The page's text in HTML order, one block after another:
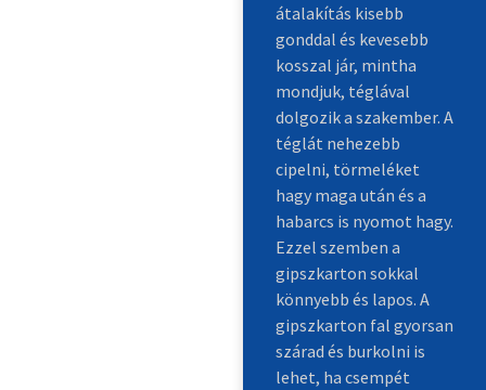
átalakítás kisebb
gonddal és kevesebb
kosszal jár, mintha
mondjuk, téglával
dolgozik a szakember. A
téglát nehezebb
cipelni, törmeléket
hagy maga után és a
habarcs is nyomot hagy.
Ezzel szemben a
gipszkarton sokkal
könnyebb és lapos. A
gipszkarton fal gyorsan
szárad és burkolni is
lehet, ha csempét